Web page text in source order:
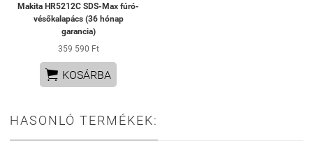
Makita HR5212C SDS-Max fúró-
vésőkalapács (36 hónap
garancia)
359 590 Ft
 KOSÁRBA
HASONLÓ TERMÉKEK: